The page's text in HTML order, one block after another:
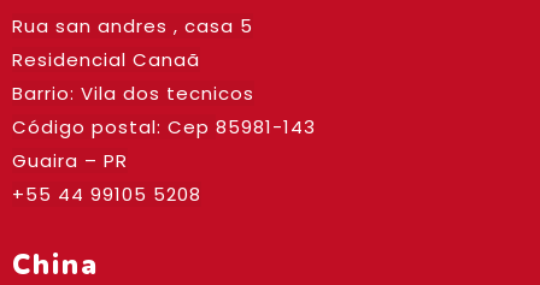
Rua san andres , casa 5
Residencial Canaã
Barrio: Vila dos tecnicos
Código postal: Cep 85981-143
Guaira – PR
+55 44 99105 5208
China